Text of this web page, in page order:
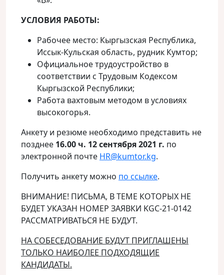
УСЛОВИЯ РАБОТЫ:
​​​​​​​Рабочее место: Кыргызская Республика,
Иссык-Кульская область, рудник Кумтор;
Официальное трудоустройство в
соответствии с Трудовым Кодексом
Кыргызской Республики;
Работа вахтовым методом в условиях
высокогорья.
Анкету и резюме необходимо представить не
позднее 16.00 ч. 12 сентября 2021 г. по
электронной почте HR@kumtor.kg.
Получить анкету можно по ссылке.
ВНИМАНИЕ! ПИСЬМА, В ТЕМЕ КОТОРЫХ НЕ
БУДЕТ УКАЗАН НОМЕР ЗАЯВКИ KGC-21-0142
РАССМАТРИВАТЬСЯ НЕ БУДУТ.
НА СОБЕСЕДОВАНИЕ БУДУТ ПРИГЛАШЕНЫ
ТОЛЬКО НАИБОЛЕЕ ПОДХОДЯЩИЕ
КАНДИДАТЫ.